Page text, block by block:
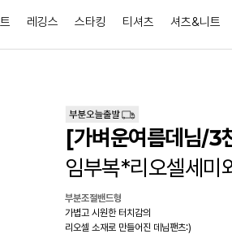
레깅스 스타킹 티셔츠 셔츠&니트
[가벼운여름데님/3
임부복*리오셀세미
부분조절밴드형
가볍고 시원한 터치감의
리오셀 소재로 만들어진 데님팬츠:)